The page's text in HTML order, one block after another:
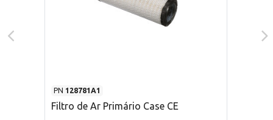
PN 128781A1
Filtro de Ar Primário Case CE